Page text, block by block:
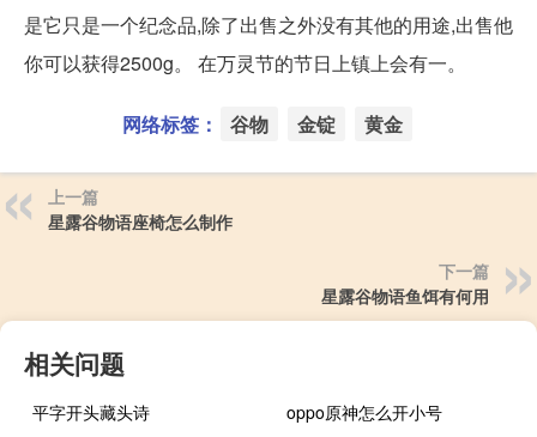
是它只是一个纪念品,除了出售之外没有其他的用途,出售他
你可以获得2500g。 在万灵节的节日上镇上会有一。
网络标签： 谷物 金锭 黄金
上一篇
星露谷物语座椅怎么制作
下一篇
星露谷物语鱼饵有何用
相关问题
平字开头藏头诗
oppo原神怎么开小号